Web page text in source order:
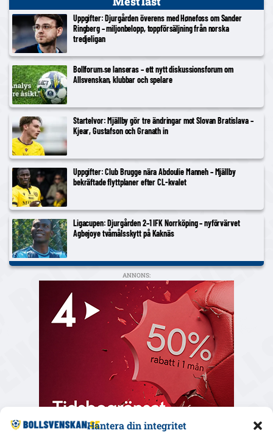
Hantera din integritet
Uppgifter: Djurgården överens med Hønefoss om Sander
Ringberg – miljonbelopp, toppförsäljning från norska
tredjeligan
Bollforum.se lanseras – ett nytt diskussionsforum om
Allsvenskan, klubbar och spelare
Startelvor: Mjällby gör tre ändringar mot Slovan Bratislava –
Kjear, Gustafson och Granath in
Uppgifter: Club Brugge nära Abdoulie Manneh – Mjällby
bekräftade flyttplaner efter CL-kvalet
Ligacupen: Djurgården 2–1 IFK Norrköping – nyförvärvet
Agbejoye tvåmålsskytt på Kaknäs
ANNONS: